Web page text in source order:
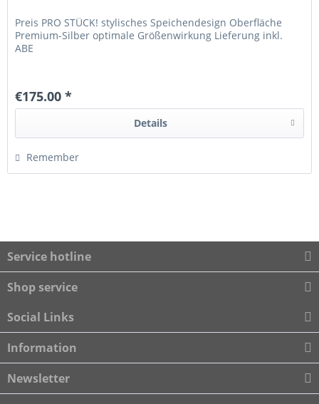
Preis PRO STÜCK! stylisches Speichendesign Oberfläche
Premium-Silber optimale Größenwirkung Lieferung inkl.
ABE
€175.00 *
Details
Remember
Service hotline
Shop service
Social Links
Information
Newsletter